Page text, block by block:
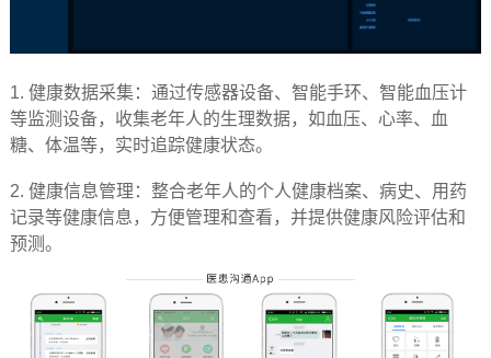
1. 健康数据采集：通过传感器设备、智能手环、智能血压计
等监测设备，收集老年人的生理数据，如血压、心率、血
糖、体温等，实时追踪健康状态。
2. 健康信息管理：整合老年人的个人健康档案、病史、用药
记录等健康信息，方便管理和查看，并提供健康风险评估和
预测。